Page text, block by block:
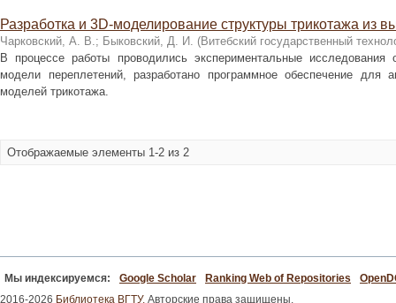
Разработка и 3D-моделирование структуры трикотажа из
Чарковский, А. В.; Быковский, Д. И. (Витебский государственный
В процессе работы проводились экспериментальные исследования
модели переплетений, разработано программное обеспечение для
моделей трикотажа.
Отображаемые элементы 1-2 из 2
Мы индексируемся: Google Scholar Ranking Web of Repositories
2016-2026 Библиотека ВГТУ. Авторские права защищены.